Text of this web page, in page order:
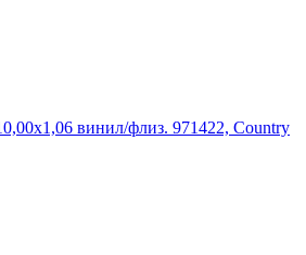
винил/флиз. 971422, Country